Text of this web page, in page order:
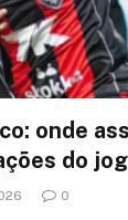
onde
do
0